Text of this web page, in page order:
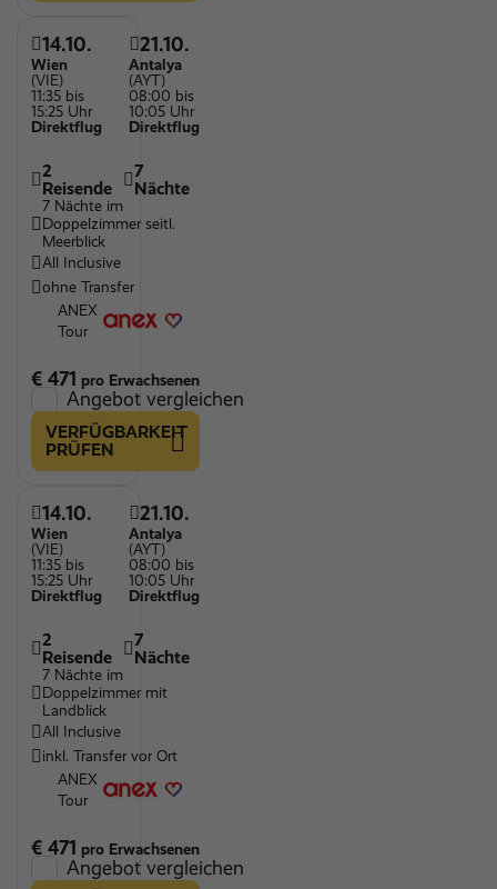
14.10.
Wien
(VIE)
11:35 bis
15:25 Uhr
Direktflug
21.10.
Antalya
(AYT)
08:00 bis
10:05 Uhr
Direktflug
2
Reisende
7
Nächte
7 Nächte im
Doppelzimmer seitl.
Meerblick
All Inclusive
ohne Transfer
ANEX
Tour
€ 471 pro Erwachsenen
Angebot vergleichen
VERFÜGBARKEIT
PRÜFEN
14.10.
Wien
(VIE)
11:35 bis
15:25 Uhr
Direktflug
21.10.
Antalya
(AYT)
08:00 bis
10:05 Uhr
Direktflug
2
Reisende
7
Nächte
7 Nächte im
Doppelzimmer mit
Landblick
All Inclusive
inkl. Transfer vor Ort
ANEX
Tour
€ 471 pro Erwachsenen
Angebot vergleichen